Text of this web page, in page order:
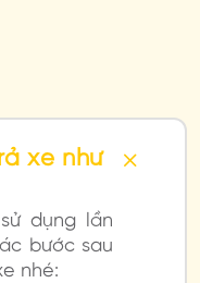
xe như
dụng lần
bước sau
nhé: